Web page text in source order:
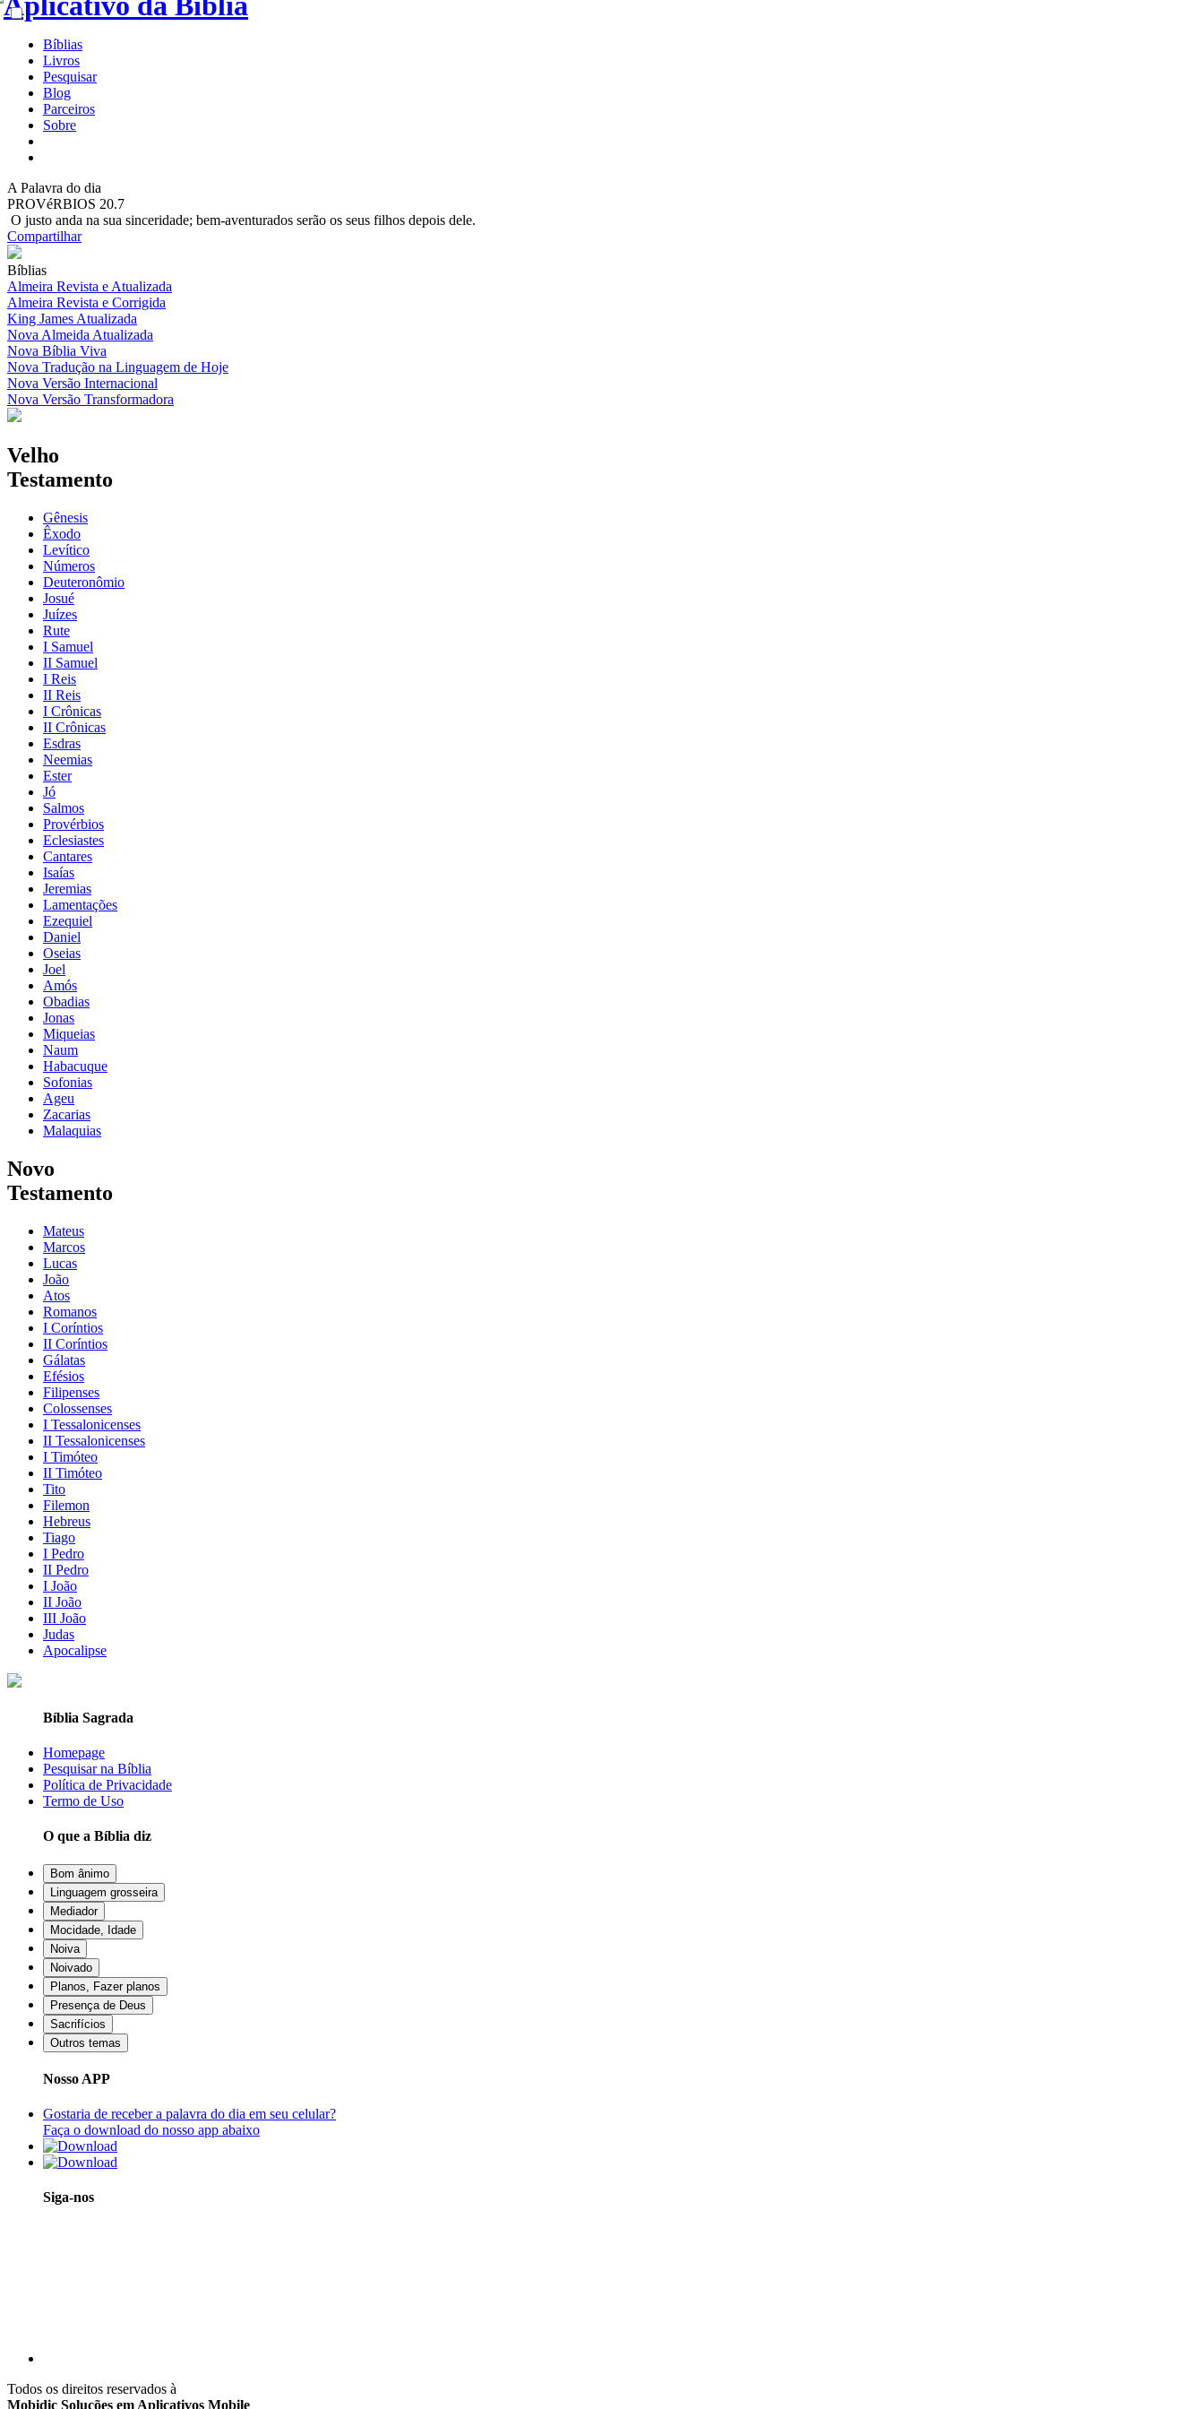
Bíblias
Livros
Pesquisar
Blog
Parceiros
Sobre
A Palavra do dia
PROVéRBIOS 20.7
O justo anda na sua sinceridade; bem-aventurados serão os seus filhos depois dele.
Compartilhar
Bíblias
Almeira Revista e Atualizada
Almeira Revista e Corrigida
King James Atualizada
Nova Almeida Atualizada
Nova Bíblia Viva
Nova Tradução na Linguagem de Hoje
Nova Versão Internacional
Nova Versão Transformadora
Velho
Testamento
Gênesis
Êxodo
Levítico
Números
Deuteronômio
Josué
Juízes
Rute
I Samuel
II Samuel
I Reis
II Reis
I Crônicas
II Crônicas
Esdras
Neemias
Ester
Jó
Salmos
Provérbios
Eclesiastes
Cantares
Isaías
Jeremias
Lamentações
Ezequiel
Daniel
Oseias
Joel
Amós
Obadias
Jonas
Miqueias
Naum
Habacuque
Sofonias
Ageu
Zacarias
Malaquias
Novo
Testamento
Mateus
Marcos
Lucas
João
Atos
Romanos
I Coríntios
II Coríntios
Gálatas
Efésios
Filipenses
Colossenses
I Tessalonicenses
II Tessalonicenses
I Timóteo
II Timóteo
Tito
Filemon
Hebreus
Tiago
I Pedro
II Pedro
I João
II João
III João
Judas
Apocalipse
Bíblia Sagrada
Homepage
Pesquisar na Bíblia
Política de Privacidade
Termo de Uso
O que a Bíblia diz
Bom ânimo
Linguagem grosseira
Mediador
Mocidade, Idade
Noiva
Noivado
Planos, Fazer planos
Presença de Deus
Sacrifícios
Outros temas
Nosso APP
Gostaria de receber a palavra do dia em seu celular?
Faça o download do nosso app abaixo
Siga-nos
Todos os direitos reservados à
Mobidic Soluções em Aplicativos Mobile